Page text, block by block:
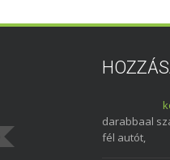
darabbaal
fél autót,